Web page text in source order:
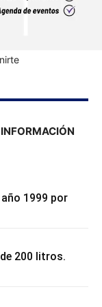
1999 por
200 litros.